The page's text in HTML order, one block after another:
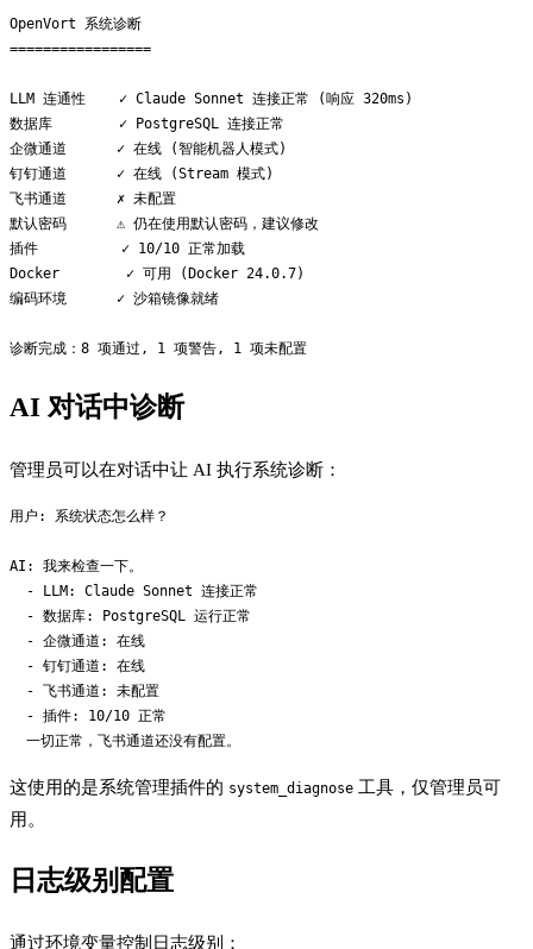
OpenVort 系统诊断
=================
LLM 连通性    ✓ Claude Sonnet 连接正常 (响应 320ms)
数据库        ✓ PostgreSQL 连接正常
企微通道      ✓ 在线 (智能机器人模式)
钉钉通道      ✓ 在线 (Stream 模式)
飞书通道      ✗ 未配置
默认密码      ⚠ 仍在使用默认密码，建议修改
插件          ✓ 10/10 正常加载
Docker        ✓ 可用 (Docker 24.0.7)
编码环境      ✓ 沙箱镜像就绪
AI 对话中诊断
管理员可以在对话中让 AI 执行系统诊断：
用户: 系统状态怎么样？
AI: 我来检查一下。
  - LLM: Claude Sonnet 连接正常
  - 数据库: PostgreSQL 运行正常
  - 企微通道: 在线
  - 钉钉通道: 在线
  - 飞书通道: 未配置
  - 插件: 10/10 正常
这使用的是系统管理插件的 system_diagnose 工具，仅管理员可
用。
日志级别配置
通过环境变量控制日志级别：